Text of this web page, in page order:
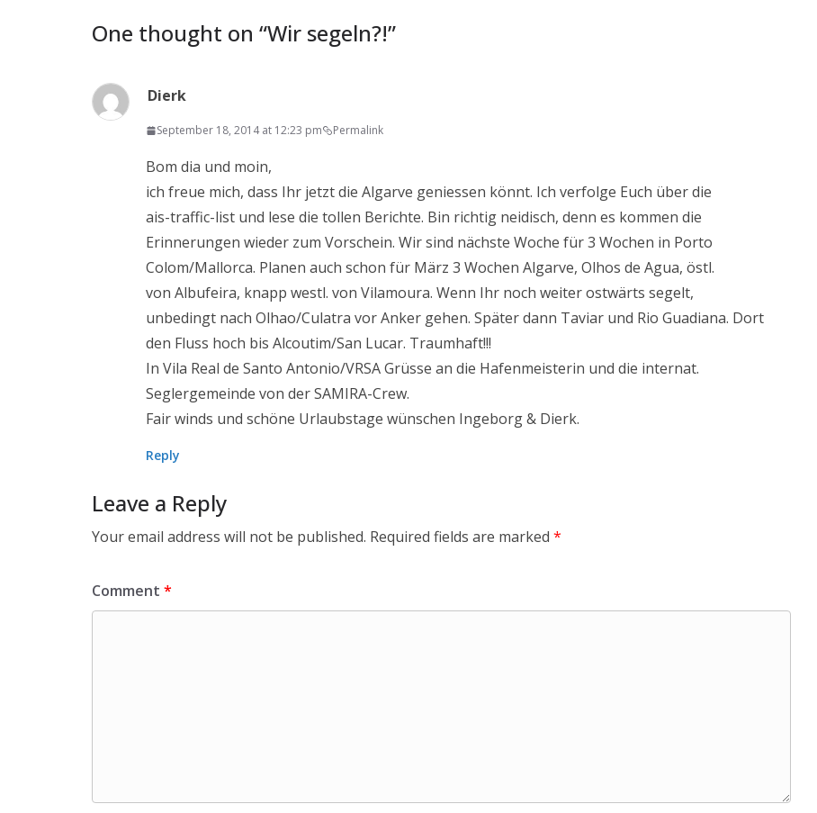
One thought on “Wir segeln?!”
Dierk
September 18, 2014 at 12:23 pm Permalink
Bom dia und moin,
ich freue mich, dass Ihr jetzt die Algarve geniessen könnt. Ich verfolge Euch über die
ais-traffic-list und lese die tollen Berichte. Bin richtig neidisch, denn es kommen die
Erinnerungen wieder zum Vorschein. Wir sind nächste Woche für 3 Wochen in Porto
Colom/Mallorca. Planen auch schon für März 3 Wochen Algarve, Olhos de Agua, östl.
von Albufeira, knapp westl. von Vilamoura. Wenn Ihr noch weiter ostwärts segelt,
unbedingt nach Olhao/Culatra vor Anker gehen. Später dann Taviar und Rio Guadiana. Dort
den Fluss hoch bis Alcoutim/San Lucar. Traumhaft!!!
In Vila Real de Santo Antonio/VRSA Grüsse an die Hafenmeisterin und die internat.
Seglergemeinde von der SAMIRA-Crew.
Fair winds und schöne Urlaubstage wünschen Ingeborg & Dierk.
Reply
Leave a Reply
Your email address will not be published. Required fields are marked *
Comment *